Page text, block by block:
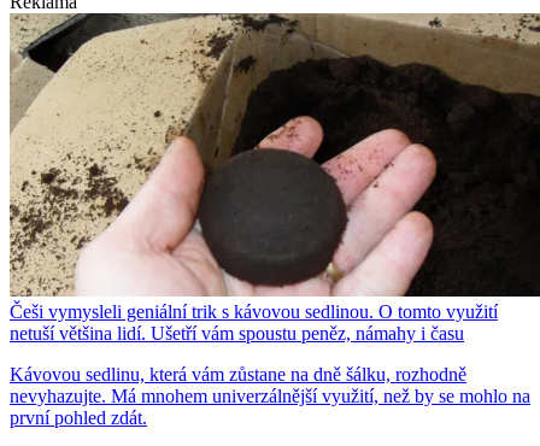
Češi vymysleli geniální trik s kávovou sedlinou. O tomto využití
netuší většina lidí. Ušetří vám spoustu peněz, námahy i času
Kávovou sedlinu, která vám zůstane na dně šálku, rozhodně
nevyhazujte. Má mnohem univerzálnější využití, než by se mohlo na
první pohled zdát.